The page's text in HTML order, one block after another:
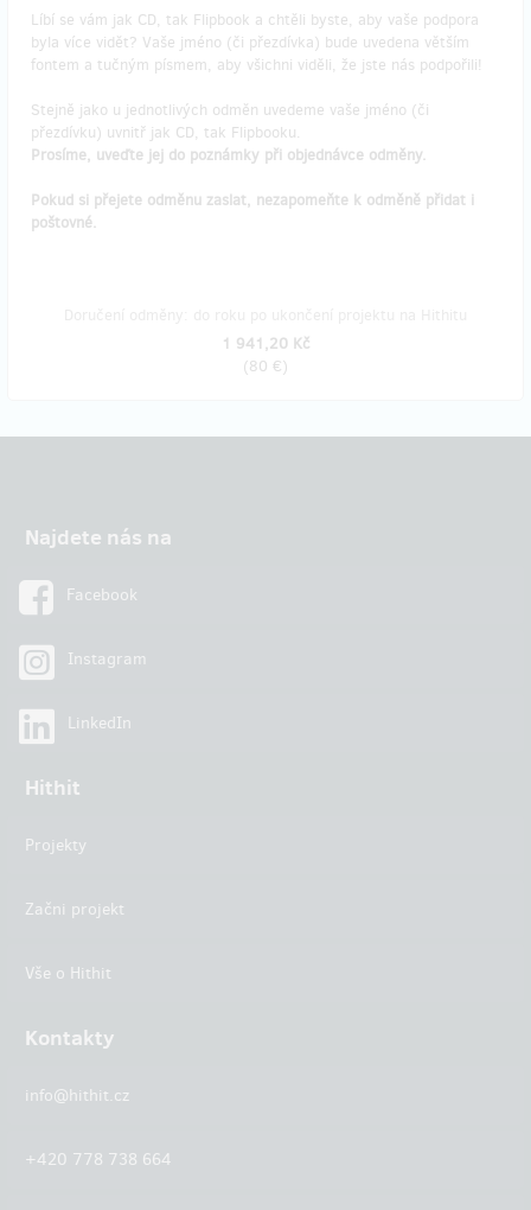
Líbí se vám jak CD, tak Flipbook a chtěli byste, aby vaše podpora
byla více vidět? Vaše jméno (či přezdívka) bude uvedena větším
fontem a tučným písmem, aby všichni viděli, že jste nás podpořili!
Stejně jako u jednotlivých odměn uvedeme vaše jméno (či
přezdívku) uvnitř jak CD, tak Flipbooku.
Prosíme, uveďte jej do poznámky při objednávce odměny.
Pokud si přejete odměnu zaslat, nezapomeňte k odměně přidat i
poštovné.
1 941,20 Kč
(80 €)
Najdete nás na
Facebook
Instagram
LinkedIn
Hithit
Projekty
Začni projekt
Vše o Hithit
Kontakty
info@hithit.cz
+420 778 738 664